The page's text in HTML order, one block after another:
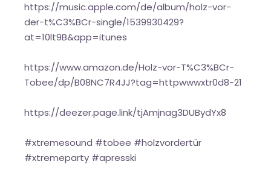
https://music.apple.com/de/album/holz-vor-
der-t%C3%BCr-single/1539930429?
at=10lt9B&app=itunes
https://www.amazon.de/Holz-vor-T%C3%BCr-
Tobee/dp/B08NC7R4JJ?tag=httpwwwxtr0d8-21
https://deezer.page.link/tjAmjnag3DUBydYx8
#xtremesound #tobee #holzvordertür
#xtremeparty #apresski